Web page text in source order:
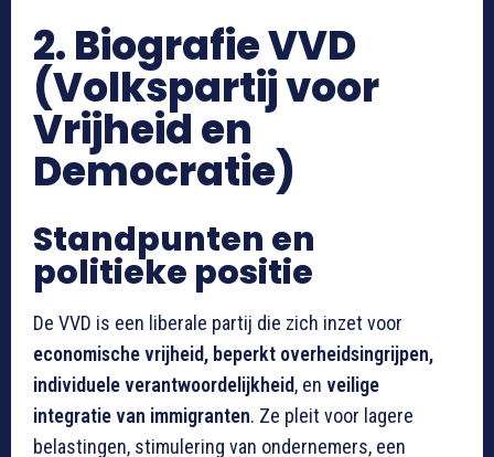
2. Biografie VVD
(Volkspartij voor
Vrijheid en
Democratie)
Standpunten en
politieke positie
De VVD is een liberale partij die zich inzet voor
economische vrijheid, beperkt overheidsingrijpen,
individuele verantwoordelijkheid, en veilige
integratie van immigranten. Ze pleit voor lagere
belastingen, stimulering van ondernemers, een